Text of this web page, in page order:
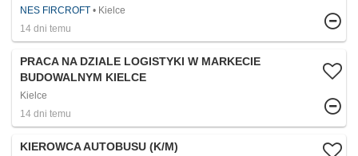
NES FIRCROFT
Kielce
14 dni temu
PRACA NA DZIALE LOGISTYKI W MARKECIE
BUDOWALNYM KIELCE
Kielce
14 dni temu
KIEROWCA AUTOBUSU (K/M)